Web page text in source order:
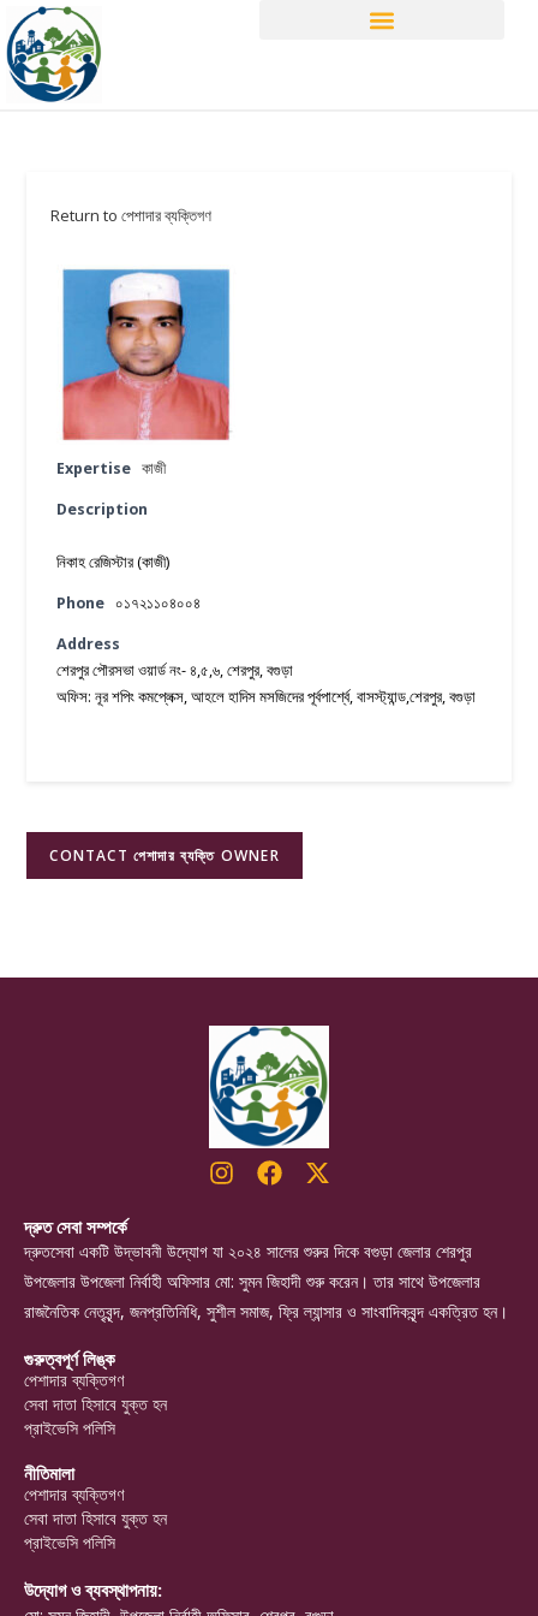
Return to পেশাদার ব্যক্তিগণ
Expertise কাজী
Description
নিকাহ রেজিস্টার (কাজী)
Phone ০১৭২১১০৪০০৪
Address
শেরপুর পৌরসভা ওয়ার্ড নং- ৪,৫,৬, শেরপুর, বগুড়া
অফিস: নূর শপিং কমপ্লেক্স, আহলে হাদিস মসজিদের পূর্বপার্শ্বে, বাসস্ট্যান্ড,শেরপুর, বগুড়া
CONTACT পেশাদার ব্যক্তি OWNER
দ্রুত সেবা সম্পর্কে
দ্রুতসেবা একটি উদ্ভাবনী উদ্যোগ যা ২০২৪ সালের শুরুর দিকে বগুড়া জেলার শেরপুর
উপজেলার উপজেলা নির্বাহী অফিসার মো: সুমন জিহাদী শুরু করেন। তার সাথে উপজেলার
রাজনৈতিক নেতৃবৃন্দ, জনপ্রতিনিধি, সুশীল সমাজ, ফ্রি ল্যান্সার ও সাংবাদিকবৃন্দ একত্রিত হন।
গুরুত্বপূর্ণ লিঙ্ক
পেশাদার ব্যক্তিগণ
সেবা দাতা হিসাবে যুক্ত হন
প্রাইভেসি পলিসি
নীতিমালা
পেশাদার ব্যক্তিগণ
সেবা দাতা হিসাবে যুক্ত হন
প্রাইভেসি পলিসি
উদ্যোগ ও ব্যবস্থাপনায়: